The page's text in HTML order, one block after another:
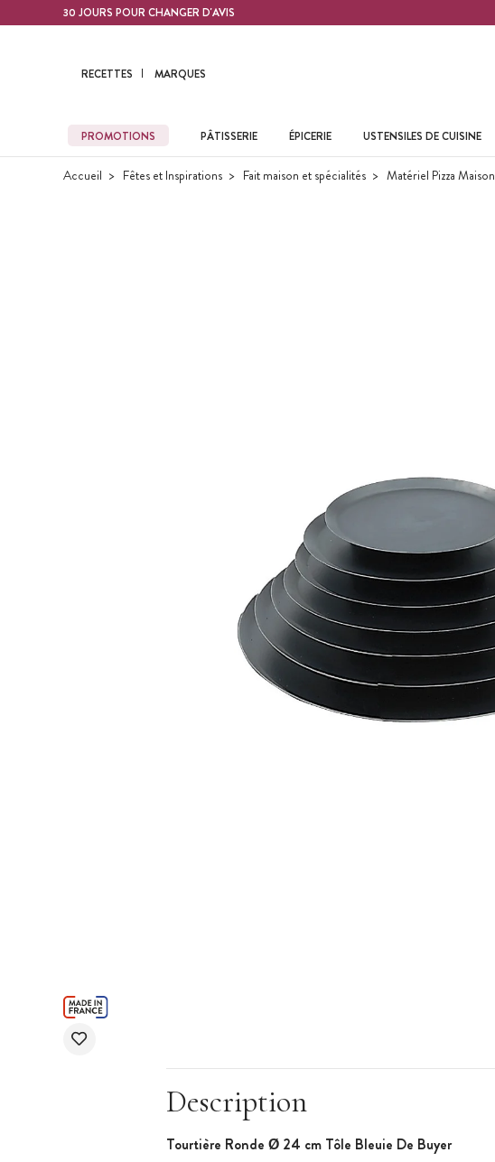
Contenu principal30 JOURS POUR CHANGER D'AVIS
RECETTES MARQUES
PROMOTIONS PÂTISSERIE ÉPICERIE USTENSILES DE CUISINE
Accueil Fêtes et Inspirations Fait maison et spécialités Matériel Pizza Maison
Description
Tourtière Ronde Ø 24 cm Tôle Bleuie De Buyer